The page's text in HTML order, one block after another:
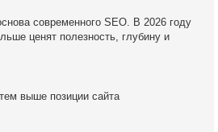
современного SEO. В 2026 году
ценят полезность, глубину и
выше позиции сайта